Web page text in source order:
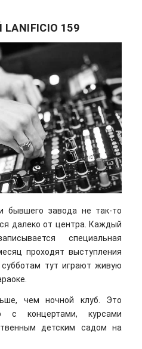
159
бывшего завода не так-то
далеко от центра. Каждый
специальная
проходят выступления
тут играют живую
чем ночной клуб. Это
с концертами, курсами
детским садом на